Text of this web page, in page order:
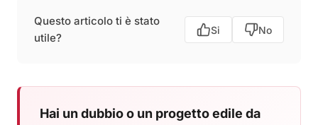
Questo articolo ti è stato
utile?
Si No
Hai un dubbio o un progetto edile da